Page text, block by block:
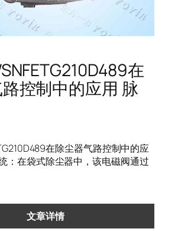
在
控制中的应用 脉
在除尘器气路控制中的应
：在袋式除尘器中，该电磁阀通过
文章详情